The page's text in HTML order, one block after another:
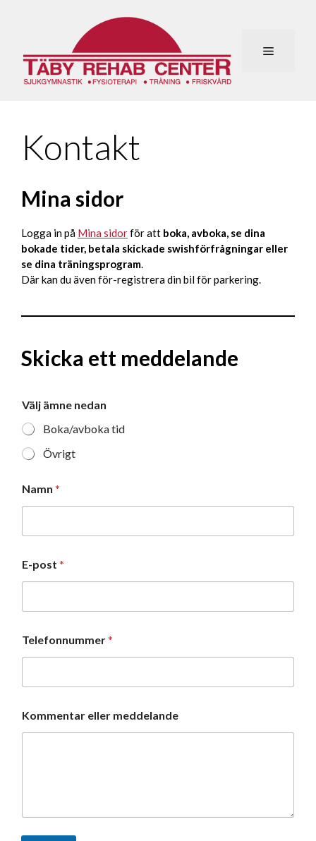
Meny
Kontakt
Mina sidor
Logga in på Mina sidorför att boka, avboka, se dina
bokade tider, betala skickade swishförfrågningar eller
se dina träningsprogram.
Där kan du även för-registrera din bil för parkering.
Skicka ett meddelande
Välj ämne nedan
Boka/avboka tid
Övrigt
e
l
e
ä
m
n
Namn *
E-post *
Telefonnummer*
Kommentar eller meddelande